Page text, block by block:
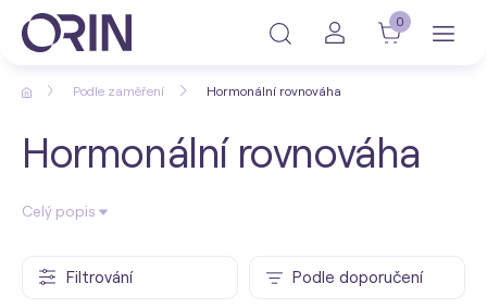
0
Podle zaměření Hormonální rovnováha
Hormonální rovnováha
Celý popis
Filtrování Podle doporučení